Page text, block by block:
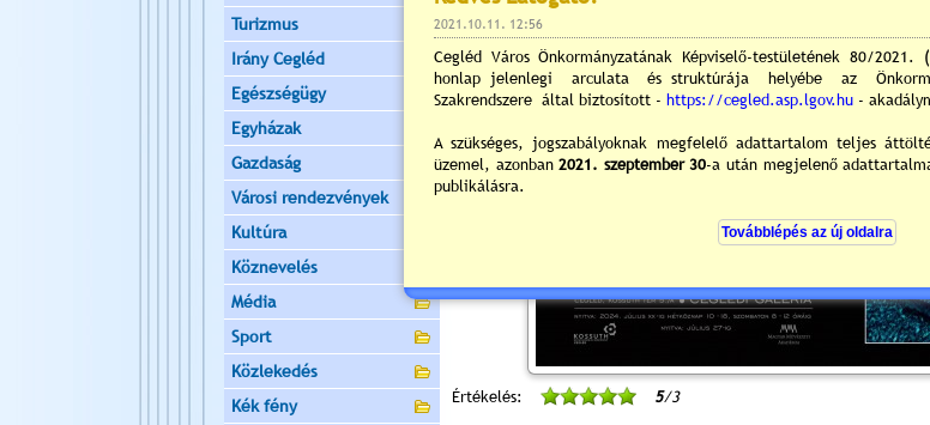
Turizmus
Irány Cegléd
Egészségügy
Egyházak
Gazdaság
Városi rendezvények
Kultúra
Köznevelés
Média
Sport
Közlekedés
Kék fény
Értékelés: 5/3